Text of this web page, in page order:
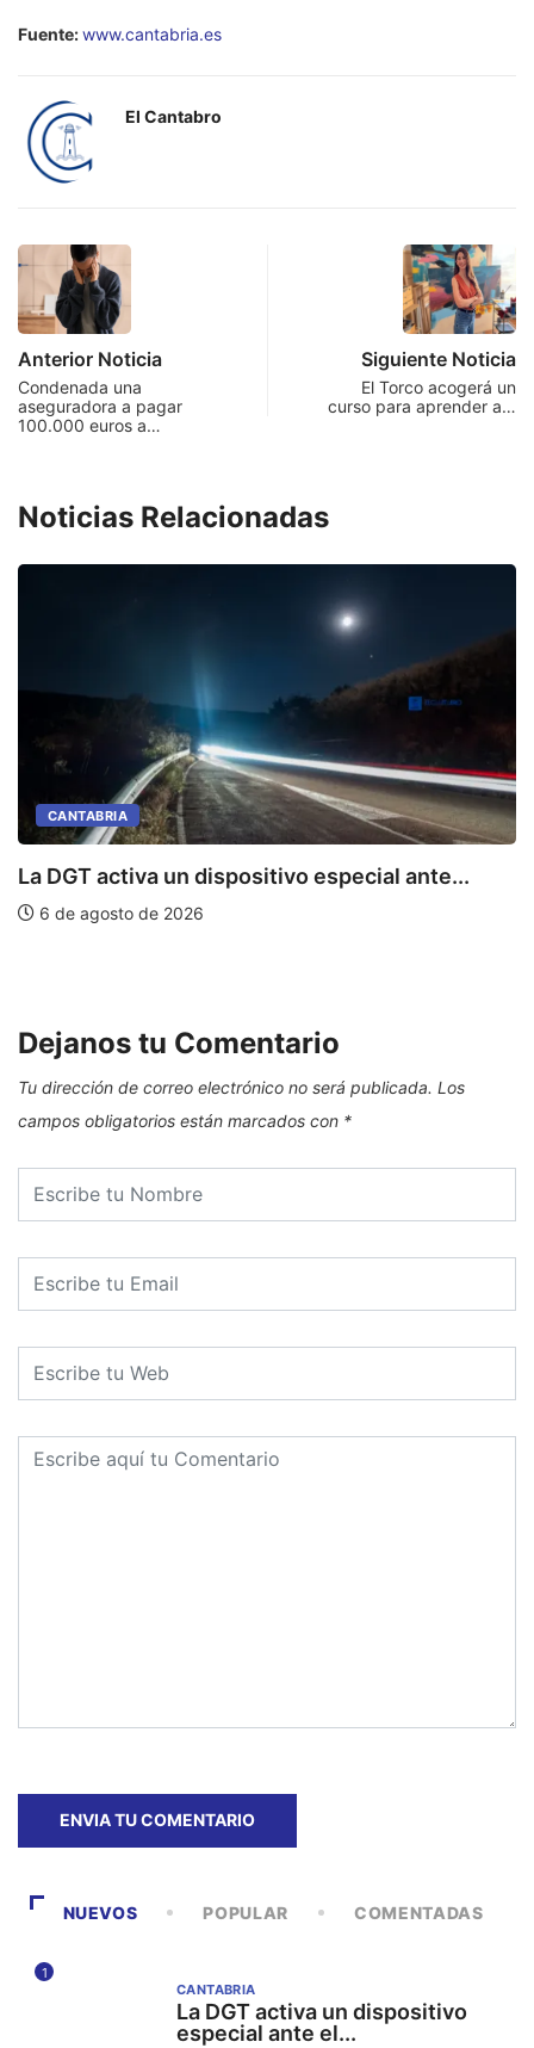
Fuente:www.cantabria.es
El Cantabro
Anterior Noticia
Condenada una
aseguradora a pagar
100.000 euros a…
Siguiente Noticia
El Torco acogerá un
curso para aprender a…
Noticias Relacionadas
CANTABRIA
La DGT activa un dispositivo especial ante...
6 de agosto de 2026
Dejanos tu Comentario
Tu dirección de correo electrónico no será publicada. Los
campos obligatorios están marcados con *
NUEVOS POPULAR COMENTADAS
1
CANTABRIA
La DGT activa un dispositivo
especial ante el...